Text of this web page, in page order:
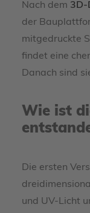
Nach dem 3D-
der
mitgedruckte
findet eine
Danach sind
Wie ist
Die ersten
und UV-Licht